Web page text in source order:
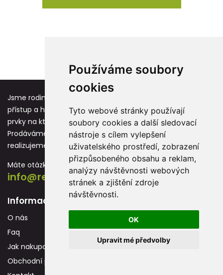
Používáme soubory
cookies
Tyto webové stránky používají
soubory cookies a další sledovací
nástroje s cílem vylepšení
uživatelského prostředí, zobrazení
přizpůsobeného obsahu a reklam,
analýzy návštěvnosti webových
stránek a zjištění zdroje
návštěvnosti.
OK
Upravit mé předvolby
Jsme rodinná firma založená před více jak 25 lety. Osobní
přístup a hodnoty jako respekt, úcta a vděk jsou základní
prvky na kterých stavíme každou novou spolupráci.
Prodáváme reklamní předměty s potiskem, které
realizujeme převážně na vlastních strojích.
Máte otázku? Neváhejte nás kontaktovat:
info@reklamnidarky.cz
Informace
O nás
Faq
Jak nakupovat
Obchodní podmínky